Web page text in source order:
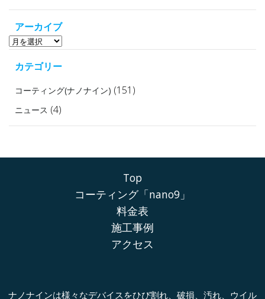
アーカイブ
ア
カ
イ
カテゴリー
コーティング(ナノナイン) (151)
ニュース (4)
Top
コーティング「nano9」
料金表
施工事例
アクセス
ナノナインは様々なデバイスをひび割れ、破損、汚れ、ウイル